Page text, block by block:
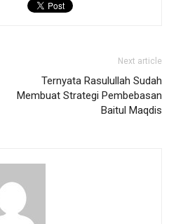
Next article
Ternyata Rasulullah Sudah
Membuat Strategi Pembebasan
Baitul Maqdis